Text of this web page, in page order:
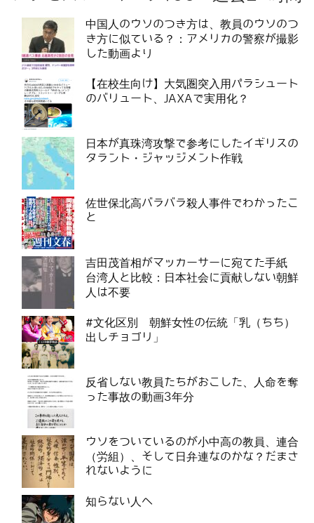
中国人のウソのつき方は、教員のウソのつ
き方に似ている？：アメリカの警察が撮影
した動画より
【在校生向け】大気圏突入用パラシュート
のバリュート、JAXAで実用化？
日本が真珠湾攻撃で参考にしたイギリスの
タラント・ジャッジメント作戦
佐世保北高バラバラ殺人事件でわかったこ
と
吉田茂首相がマッカーサーに宛てた手紙
台湾人と比較：日本社会に貢献しない朝鮮
人は不要
#文化区別 朝鮮女性の伝統「乳（ちち）
出しチョゴリ」
反省しない教員たちがおこした、人命を奪
った事故の動画3年分
ウソをついているのが小中高の教員、連合
（労組）、そして日弁連なのかな？だまさ
れないように
知らない人へ